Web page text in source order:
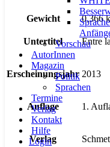
Vorschau
AutorInnen
Magazin
Politik
Sprachen
Termine
Verlag
Kontakt
Hilfe
Login
Gewicht 0,366
Untertitel Entre
Erscheinungsjahr 2013
Auflage 1.
Verlag